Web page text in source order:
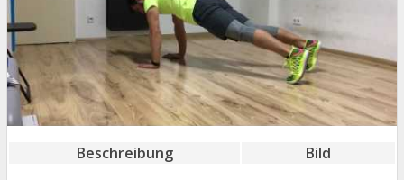
Beschreibung
Bild